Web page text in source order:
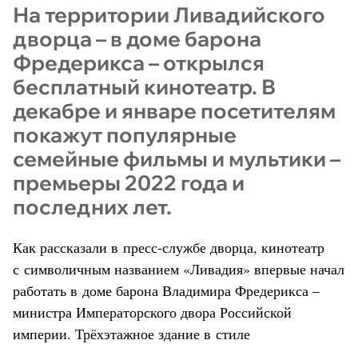
На территории Ливадийского
дворца – в доме барона
Фредерикса – открылся
бесплатный кинотеатр. В
декабре и январе посетителям
покажут популярные
семейные фильмы и мультики –
премьеры 2022 года и
последних лет.
Как рассказали в пресс-службе дворца, кинотеатр
с символичным названием «Ливадия» впервые начал
работать в доме барона Владимира Фредерикса –
министра Императорского двора Российской
империи. Трёхэтажное здание в стиле